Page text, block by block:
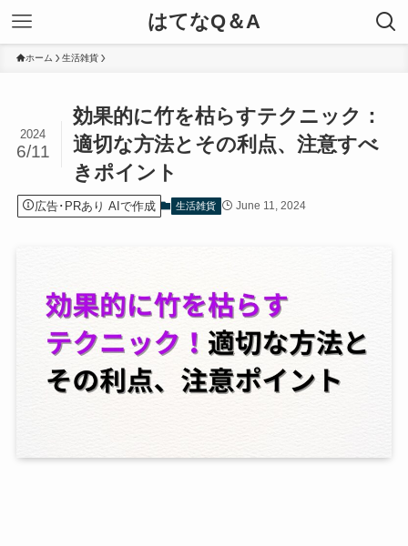
はてなQ＆A
ホーム 生活雑貨
効果的に竹を枯らすテクニック：
適切な方法とその利点、注意すべ
きポイント
2024
6/11
広告･PRあり AIで作成 生活雑貨 June 11, 2024